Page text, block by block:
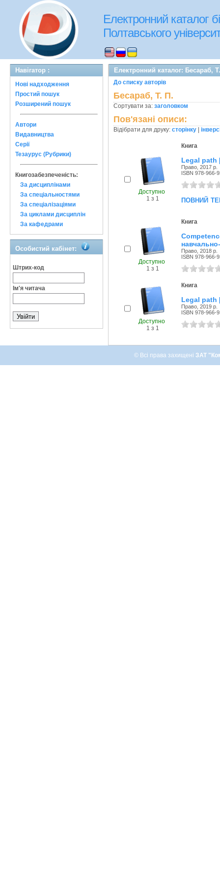
Електронний каталог
Полтавського
Навігатор :
Нові надходження
Простий пошук
Розширений пошук
Автори
Видавництва
Серії
Тезаурус (Рубрики)
Книгозабезпеченість:
За дисциплінами
За спеціальностями
За спеціалізаціями
За циклами дисциплін
За кафедрами
Особистий кабінет:
Штрих-код
Ім'я читача
Електронний каталог: Бесараб,
До списку авторів
Бесараб, Т. П.
Сортувати за: заголовком
Пов'язані описи:
Відібрати для друку: сторінку
Доступно
1 з 1
Книга
Legal path
Право, 2017 р.
ISBN 978-966-
повний
Доступно
1 з 1
Книга
Право, 2018 р.
ISBN 978-966-
Доступно
1 з 1
Книга
Legal path
Право, 2019 р.
ISBN 978-966-
© Всі права захищені ЗАТ